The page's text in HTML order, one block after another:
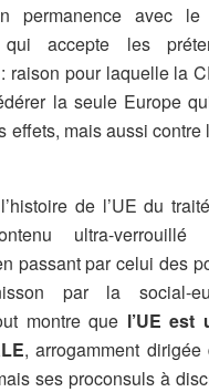
permanence avec le
accepte les
raison pour laquelle la
la seule Europe
effets, mais aussi contre
de l’UE du
ultra-verrouillé
passant par celui des
par la social-
montre que l’UE est
, arrogamment
ses proconsuls à